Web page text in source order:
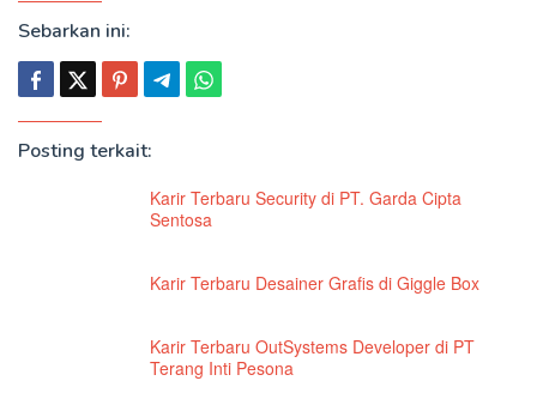
Sebarkan ini:
Posting terkait:
Karir Terbaru Security di PT. Garda Cipta
Sentosa
Karir Terbaru Desainer Grafis di Giggle Box
Karir Terbaru OutSystems Developer di PT
Terang Inti Pesona